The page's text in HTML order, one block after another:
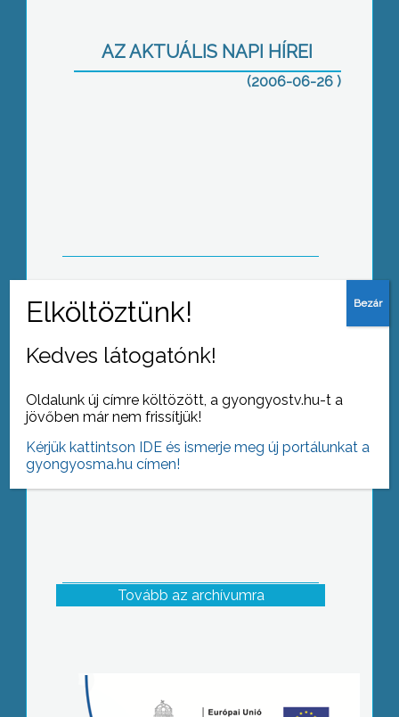
AZ AKTUÁLIS NAPI HÍREI
(2006-06-26 )
Tovább az archívumra
Kedves látogatónk!
Oldalunk új címre költözött, a gyongyostv.hu-t a
jövőben már nem frissítjük!
Kérjük kattintson IDE és ismerje meg új portálunkat a
gyongyosma.hu címen!